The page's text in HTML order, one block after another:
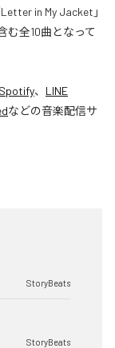
Letter in My Jacket」
む全10曲となって
Spotify、 LINE
などの音楽配信サ
StoryBeats
StoryBeats